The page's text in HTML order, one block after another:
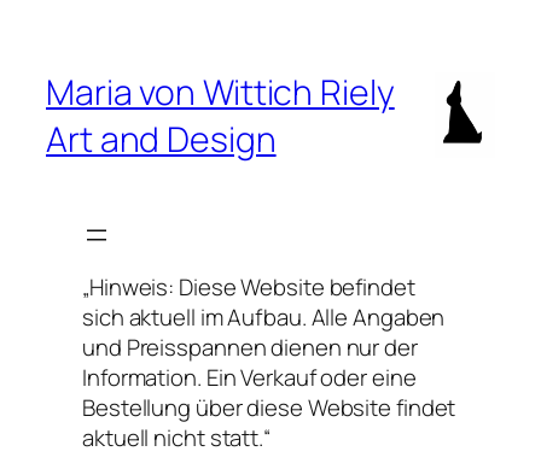
springen
Maria von Wittich Riely
Art and Design
„Hinweis: Diese Website befindet
sich aktuell im Aufbau. Alle Angaben
und Preisspannen dienen nur der
Information. Ein Verkauf oder eine
Bestellung über diese Website findet
aktuell nicht statt.“